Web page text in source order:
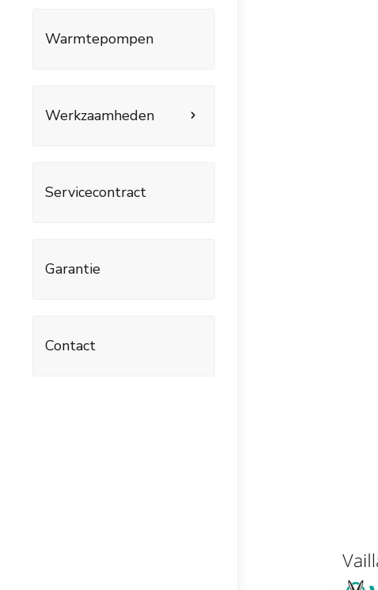
Warmtepompen
Werkzaamheden
Servicecontract
Garantie
Contact